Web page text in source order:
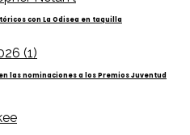
con La Odisea en taquilla
las nominaciones a los Premios Juventud